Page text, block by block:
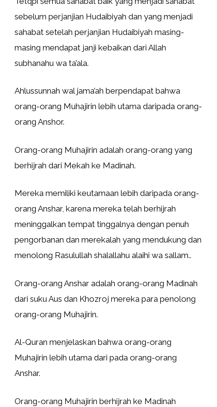
sebelum perjanjian Hudaibiyah dan yang menjadi
sahabat setelah perjanjian Hudaibiyah masing-
masing mendapat janji kebaikan dari Allah
subhanahu wa ta’ala.
Ahlussunnah wal jama’ah berpendapat bahwa
orang-orang Muhajirin lebih utama daripada orang-
orang Anshor.
Orang-orang Muhajirin adalah orang-orang yang
berhijrah dari Mekah ke Madinah.
Mereka memiliki keutamaan lebih daripada orang-
orang Anshar, karena mereka telah berhijrah
meninggalkan tempat tinggalnya dengan penuh
pengorbanan dan merekalah yang mendukung dan
menolong Rasulullah shalallahu alaihi wa sallam..
Orang-orang Anshar adalah orang-orang Madinah
dari suku Aus dan Khozroj mereka para penolong
orang-orang Muhajirin.
Al-Quran menjelaskan bahwa orang-orang
Muhajirin lebih utama dari pada orang-orang
Anshar.
Orang-orang Muhajirin berhijrah ke Madinah